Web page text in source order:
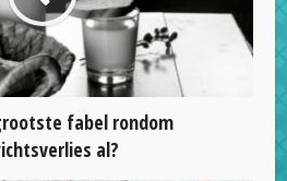
fabel rondom
al?